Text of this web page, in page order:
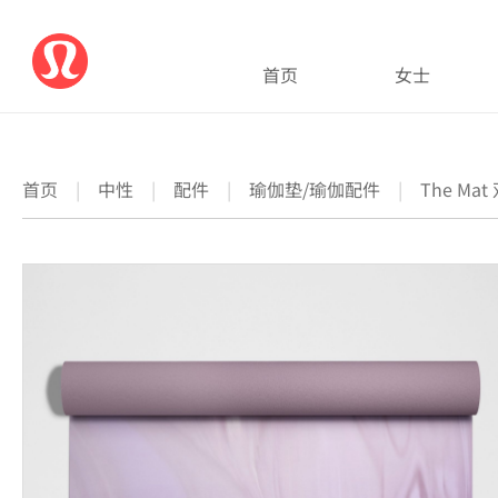
首页 女士
首页 | 中性 | 配件 | 瑜伽垫/瑜伽配件 | The Mat